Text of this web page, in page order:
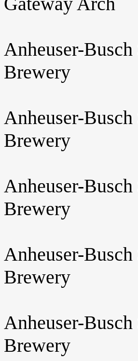
Anheuser-
Brewery
Anheuser-
Brewery
Anheuser-
Brewery
Anheuser-
Brewery
Anheuser-
Brewery